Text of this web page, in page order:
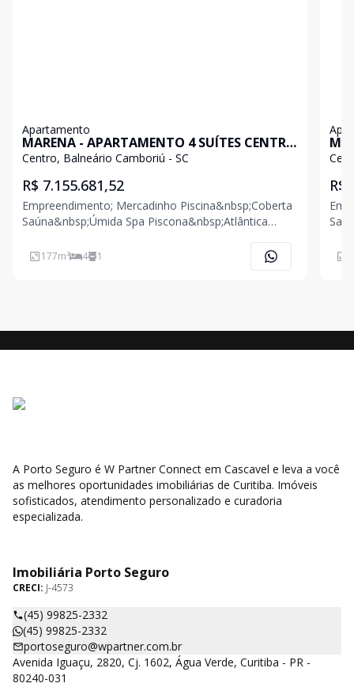
Apartamento
MARENA - APARTAMENTO 4 SUÍTES CENTRO
BALNEÁRIO CAMBORIÚ
Centro, Balneário Camboriú - SC
R$ 7.155.681,52
Empreendimento; Mercadinho Piscina&nbsp;Coberta
Saúna&nbsp;Úmida Spa Piscona&nbsp;Atlântica
Casa&nbsp;da&nbsp;Piscina
177m² 4 1
R$
A Porto Seguro é W Partner Connect em Cascavel e leva a você
as melhores oportunidades imobiliárias de Curitiba. Imóveis
sofisticados, atendimento personalizado e curadoria
especializada.
Imobiliária Porto Seguro
CRECI: J-4573
(45) 99825-2332
(45) 99825-2332
portoseguro@wpartner.com.br
Avenida Iguaçu, 2820, Cj. 1602, Água Verde, Curitiba - PR -
80240-031